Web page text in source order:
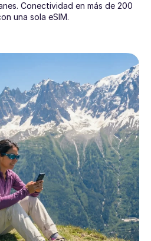
Conectividad en más de 200
una sola eSIM.